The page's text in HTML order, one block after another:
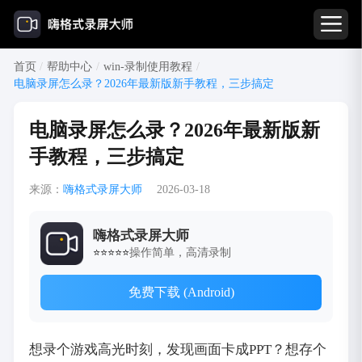
首页 / 帮助中心 / win-录制使用教程 /
电脑录屏怎么录？2026年最新版新手教程，三步搞定
电脑录屏怎么录？2026年最新版新
手教程，三步搞定
来源： 嗨格式录屏大师 2026-03-18
嗨格式录屏大师
⭐⭐⭐⭐⭐操作简单，高清录制
免费下载 (Android)
想录个游戏高光时刻，发现画面卡成PPT？想存个